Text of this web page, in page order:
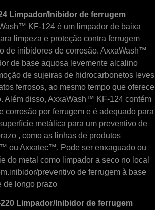
Limpador/Inibidor de ferrugem
KF-124 é um limpador de baixa
limpeza e proteção contra ferrugem
de inibidores de corrosão. AxxaWash™
de base aquosa levemente alcalino
de sujeiras de hidrocarbonetos leves
ferrosos, ao mesmo tempo que oferece
Além disso, AxxaWash™ KF-124 contém
corrosão por ferrugem e é adequado para
metálica para um preventivo de
, como as linhas de produtos
ou Axxatec™. Pode ser enxaguado ou
do metal como limpador a seco no local
preventivo de ferrugem à base
de longo prazo
Limpador/Inibidor de ferrugem